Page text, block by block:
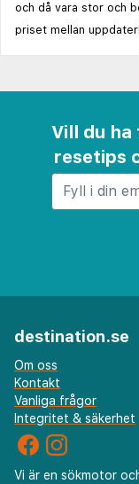
och då vara stor och
priset mellan
Vill du ha
resetips
destination.se
Om oss
Kontakt
Vanliga frågor
Integritet & säkerhet
Vi är en sökmotor